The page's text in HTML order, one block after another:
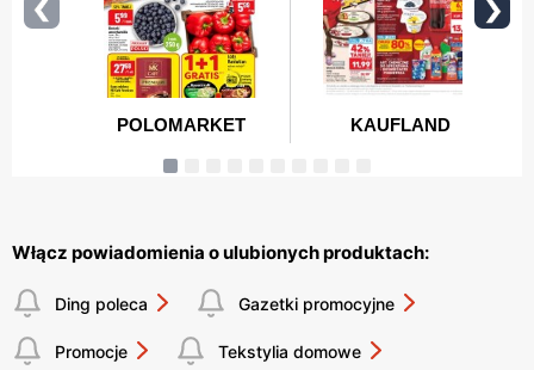
Włącz powiadomienia o ulubionych produktach:
Ding poleca Gazetki promocyjne
Promocje Tekstylia domowe